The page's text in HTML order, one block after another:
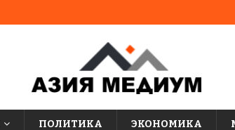
ПОЛИТИКА ЭКОНОМИКА